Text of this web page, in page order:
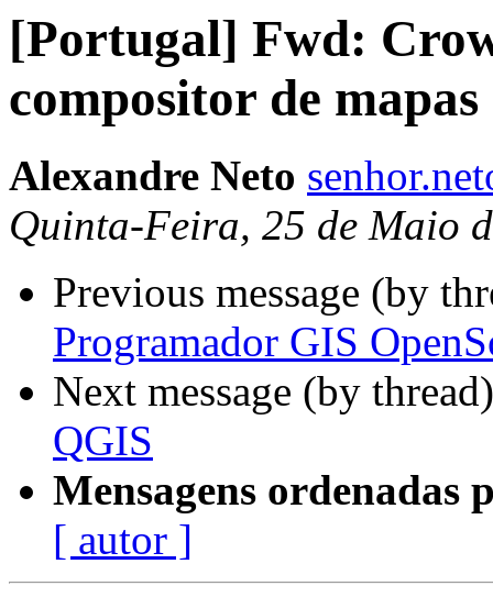
[Portugal] Fwd:
compositor de
Alexandre Neto
Quinta-Feira, 25 de Maio
Previous message (by
Programador GIS
Next message (by
QGIS
Mensagens ordenadas
[ autor ]